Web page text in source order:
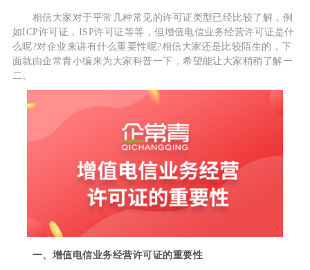
相信大家对于平常几种常见的许可证类型已经比较了解，例
如ICP许可证，ISP许可证等等，但增值电信业务经营许可证是什
么呢?对企业来讲有什么重要性呢?相信大家还是比较陌生的，下
面就由企常青小编来为大家科普一下，希望能让大家稍稍了解一
二。
一、增值电信业务经营许可证的重要性